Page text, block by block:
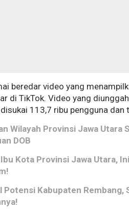
beredar video yang
di TikTok. Video yang
113,7 ribu pengguna
Wilayah Provinsi Jawa Utara
DOB
Kota Provinsi Jawa Utara,
Potensi Kabupaten